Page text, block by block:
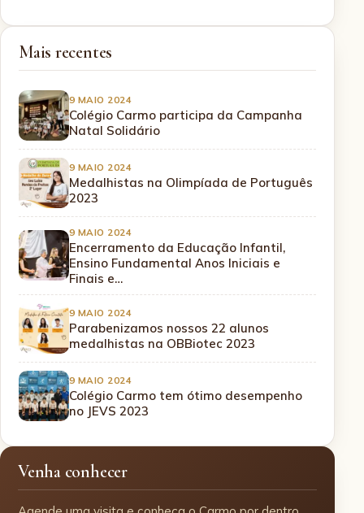
Mais recentes
9 MAIO 2024
Colégio Carmo participa da Campanha
Natal Solidário
9 MAIO 2024
Medalhistas na Olimpíada de Português
2023
9 MAIO 2024
Encerramento da Educação Infantil,
Ensino Fundamental Anos Iniciais e
Finais e…
9 MAIO 2024
Parabenizamos nossos 22 alunos
medalhistas na OBBiotec 2023
9 MAIO 2024
Colégio Carmo tem ótimo desempenho
no JEVS 2023
Venha conhecer